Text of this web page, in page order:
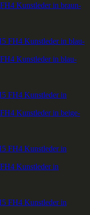
Kunstleder in braun-
Kunstleder in blau-
Kunstleder in beige-
Kunstleder in